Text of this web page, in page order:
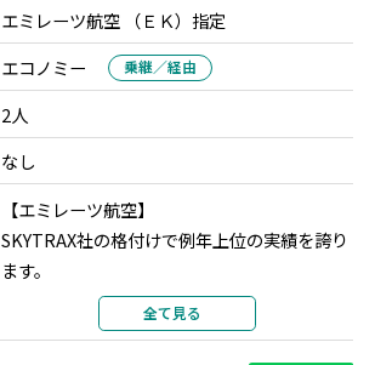
エミレーツ航空 （ＥＫ）指定
エコノミー 乗継／経由
2人
なし
【エミレーツ航空】
SKYTRAX社の格付けで例年上位の実績を誇り
ます。
最新の機材・設備、厳選された機内食、
充実の機内エンターテインメントをお楽しみ
全て見る